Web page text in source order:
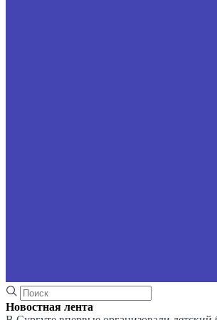
Новостная лента